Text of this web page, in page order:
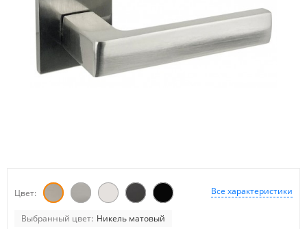
Все характеристики
Цвет:
Выбранный цвет: Никель матовый